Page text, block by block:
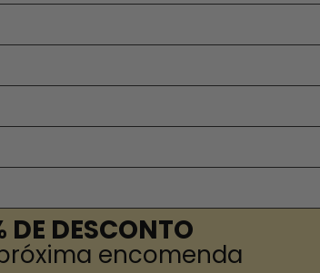
DE DESCONTO
encomenda